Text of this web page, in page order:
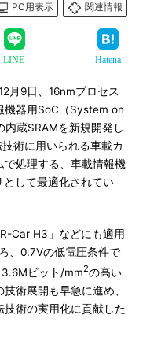
PC用表示
関連情報
LINE Hatena
月9日、16nmプロセス
機器用SoC（System on
蔵SRAMを新規開発し
術に用いられる車載カ
で処理する、車載情報機
して最適化されてい
Car H3」などにも適用
、0.7Vの低電圧条件で
ビット/mm2の高い
術展開も早急に進め、
術の実用化に貢献した